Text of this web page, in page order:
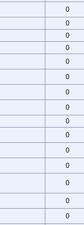
0
0
0
0
0
0
0
0
0
0
0
0
0
0
0